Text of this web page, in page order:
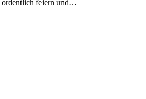
ordentlich feiern und…